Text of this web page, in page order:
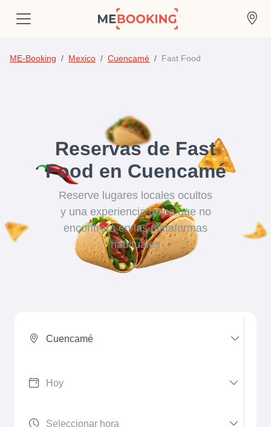
ME-Booking Mexico Cuencamé Fast Food
Reservas de Fast
Food en Cuencamé
Reserve lugares locales ocultos
y una experiencia única que no
encontrará en las plataformas
habituales
Cuencamé